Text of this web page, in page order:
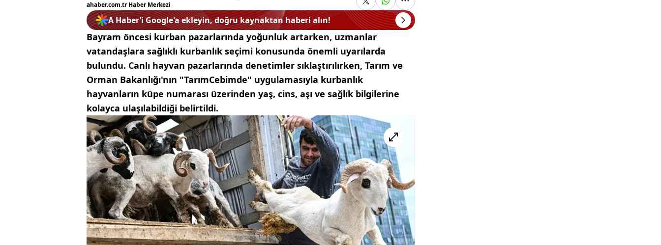
ahaber.com.tr Haber Merkezi
A Haber’i Google'a ekleyin, doğru kaynaktan haberi alın!
Bayram öncesi kurban pazarlarında yoğunluk artarken, uzmanlar
vatandaşlara sağlıklı kurbanlık seçimi konusunda önemli uyarılarda
bulundu. Canlı hayvan pazarlarında denetimler sıklaştırılırken, Tarım ve
Orman Bakanlığı'nın "TarımCebimde" uygulamasıyla kurbanlık
hayvanların küpe numarası üzerinden yaş, cins, aşı ve sağlık bilgilerine
kolayca ulaşılabildiği belirtildi.